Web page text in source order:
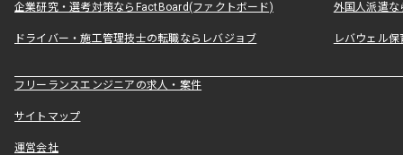
企業研究・選考対策ならFactBoard(ファクトボード) 外国人派遣な
ドライバー・施工管理技士の転職ならレバジョブ レバウェル
フリーランスエンジニアの求人・案件
サイトマップ
運営会社